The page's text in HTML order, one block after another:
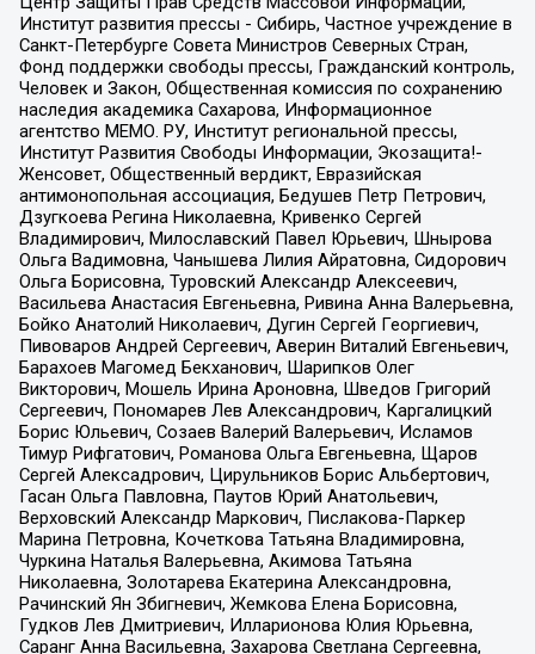
Институт развития прессы - Сибирь, Частное учреждение в
Санкт-Петербурге Совета Министров Северных Стран,
Фонд поддержки свободы прессы, Гражданский контроль,
Человек и Закон, Общественная комиссия по сохранению
наследия академика Сахарова, Информационное
агентство МЕМО. РУ, Институт региональной прессы,
Институт Развития Свободы Информации, Экозащита!-
Женсовет, Общественный вердикт, Евразийская
антимонопольная ассоциация, Бедушев Петр Петрович,
Дзугкоева Регина Николаевна, Кривенко Сергей
Владимирович, Милославский Павел Юрьевич, Шнырова
Ольга Вадимовна, Чанышева Лилия Айратовна, Сидорович
Ольга Борисовна, Туровский Александр Алексеевич,
Васильева Анастасия Евгеньевна, Ривина Анна Валерьевна,
Бойко Анатолий Николаевич, Дугин Сергей Георгиевич,
Пивоваров Андрей Сергеевич, Аверин Виталий Евгеньевич,
Барахоев Магомед Бекханович, Шарипков Олег
Викторович, Мошель Ирина Ароновна, Шведов Григорий
Сергеевич, Пономарев Лев Александрович, Каргалицкий
Борис Юльевич, Созаев Валерий Валерьевич, Исламов
Тимур Рифгатович, Романова Ольга Евгеньевна, Щаров
Сергей Алексадрович, Цирульников Борис Альбертович,
Гасан Ольга Павловна, Паутов Юрий Анатольевич,
Верховский Александр Маркович, Пислакова-Паркер
Марина Петровна, Кочеткова Татьяна Владимировна,
Чуркина Наталья Валерьевна, Акимова Татьяна
Николаевна, Золотарева Екатерина Александровна,
Рачинский Ян Збигневич, Жемкова Елена Борисовна,
Гудков Лев Дмитриевич, Илларионова Юлия Юрьевна,
Саранг Анна Васильевна, Захарова Светлана Сергеевна,